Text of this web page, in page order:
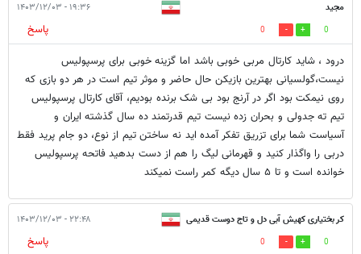
مجید ۱۹:۳۶ - ۱۴۰۳/۱۲/۰۳
0
0
پاسخ
درود ، شاید کارتال مربی خوبی باشد اما گزینه خوبی برای پرسپولیس
نیست،گولسیانی بهترین بازیکن حال حاضر و موثر تیم است در هر دو بازی که
روی نیمکت بود اگر در آرنج بود بی شک برنده بودیم، آقای کارتال پرسپولیس
تیم ته جدولی و بحران زده نیست تیم قدرتمند ده سال گذشته ایران و
آسیاست شما برای تزریق تفکر آمده اید نه ساختن تیم از نوع، دو جام پرید فقط
دربی را واگذار کنید و قهرمانی لیگ را هم از دست بدهید فاتحه پرسپولیس
خوانده است و تا ۵ سال دیگه کمر راست نمیکند
کر بختیاری کهیش آبی دل و تاج دوست قدیمی ۲۲:۴۸ - ۱۴۰۳/۱۲/۰۳
0
0
پاسخ